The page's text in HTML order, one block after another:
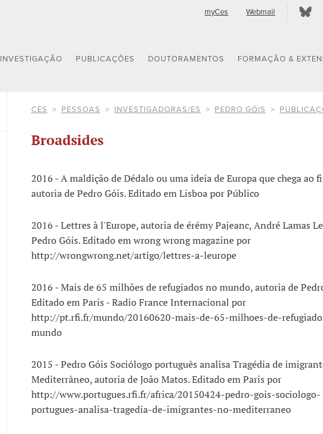
myCes Webmail
INVESTIGAÇÃO PUBLICAÇÕES DOUTORAMENTOS FORMAÇÃO &
CES PESSOAS INVESTIGADORAS/ES PEDRO GÓIS
Broadsides
2016 - A maldição de Dédalo ou uma ideia de Europa que chega ao
autoria de Pedro Góis. Editado em Lisboa por Público
2016 - Lettres à l'Europe, autoria de érémy Pajeanc, André Lamas
Pedro Góis. Editado em wrong wrong magazine por
http://wrongwrong.net/artigo/lettres-a-leurope
2016 - Mais de 65 milhões de refugiados no mundo, autoria de
Editado em Paris - Radio France Internacional por
http://pt.rfi.fr/mundo/20160620-mais-de-65-milhoes-de-
mundo
2015 - Pedro Góis Sociólogo português analisa Tragédia de
Mediterrâneo, autoria de João Matos. Editado em Paris por
http://www.portugues.rfi.fr/africa/20150424-pedro-gois-sociologo-
portugues-analisa-tragedia-de-imigrantes-no-mediterraneo